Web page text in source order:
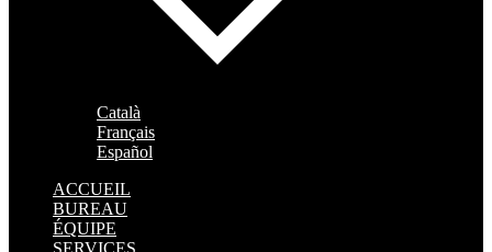
Català
Français
Español
ACCUEIL
BUREAU
ÉQUIPE
SERVICES